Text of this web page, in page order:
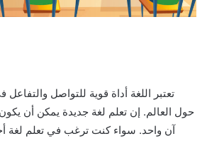
تعتبر اللغة أداة قوية للتواصل
حول العالم. إن تعلم لغة جديدة يمكن أن
آن واحد. سواء كنت ترغب في تعلم لغة